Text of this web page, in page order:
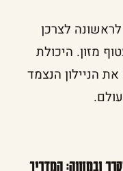
לראשונה לצרכן
מזון. היכולת
הניילון הנצמד
ובמזווה: המדריך